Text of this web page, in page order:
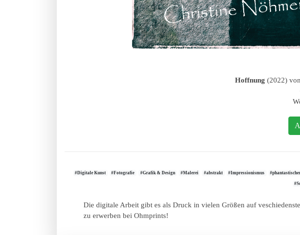
Hoffnung (2022) von
#Digitale Kunst #Fotografie #Grafik & Design #Malerei #abstrakt #Impressionismus
Die digitale Arbeit gibt es als Druck in vielen Größen auf
zu erwerben bei Ohmprints!